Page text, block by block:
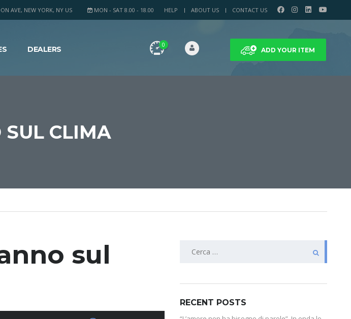
HELP ABOUT US CONTACT US
MON - SAT 8.00 - 18.00
AVE, NEW YORK, NY US
ADD YOUR ITEM
0
DEALERS
SUL CLIMA
sul
RECENT POSTS